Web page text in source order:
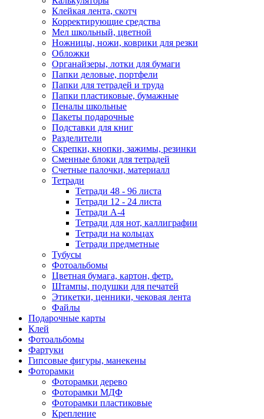
Клейкая лента, скотч
Корректирующие средства
Мел школьный, цветной
Ножницы, ножи, коврики для резки
Обложки
Органайзеры, лотки для бумаги
Папки деловые, портфели
Папки для тетрадей и труда
Папки пластиковые, бумажные
Пеналы школьные
Пакеты подарочные
Подставки для книг
Разделители
Скрепки, кнопки, зажимы, резинки
Сменные блоки для тетрадей
Счетные палочки, материалл
Тетради
Тетради 48 - 96 листа
Тетради 12 - 24 листа
Тетради А-4
Тетради для нот, каллиграфии
Тетради на кольцах
Тетради предметные
Тубусы
Фотоальбомы
Цветная бумага, картон, фетр.
Штампы, подушки для печатей
Этикетки, ценники, чековая лента
Файлы
Подарочные карты
Клей
Фотоальбомы
Фартуки
Гипсовые фигуры, манекены
Фоторамки
Фоторамки дерево
Фоторамки МДФ
Фоторамки пластиковые
Крепление